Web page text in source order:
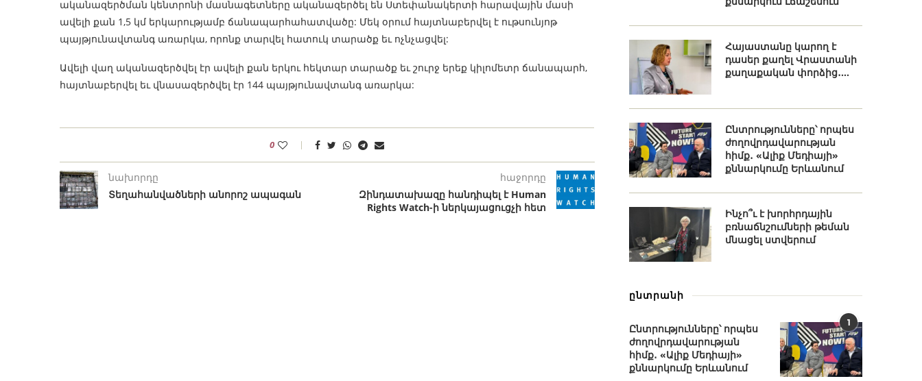
ականազերծման կենտրոնի մասնագետները ականազերծել են Ստեփանակերտի հարավային մասի
ավելի քան 1,5 կմ երկարությամբ ճանապարհահատվածը: Մեկ օրում հայտնաբերվել է ութսունյոթ
պայթյունավտանգ առարկա, որոնք տարվել հատուկ տարածք եւ ոչնչացվել:
Ավելի վաղ ականազերծվել էր ավելի քան երկու հեկտար տարածք եւ շուրջ երեք կիլոմետր ճանապարհ,
հայտնաբերվել եւ վնասազերծվել էր 144 պայթյունավտանգ առարկա:
0
նախորդը
Տեղահանվածների անորոշ ապագան
հաջորդը
Զինդատախազը հանդիպել է Human
Rights Watch-ի ներկայացուցչի հետ
Հայաստանը կարող է
դասեր քաղել Վրաստանի
քաղաքական փորձից․...
Ընտրությունները՝ որպես
ժողովրդավարության
հիմք․ «Ալիք Մեդիայի»
քննարկումը Երևանում
Ինչո՞ւ է խորհրդային
բռնաճնշումների թեման
մնացել ստվերում
ընտրանի
1
Ընտրությունները՝ որպես
ժողովրդավարության
հիմք․ «Ալիք Մեդիայի»
քննարկումը Երևանում